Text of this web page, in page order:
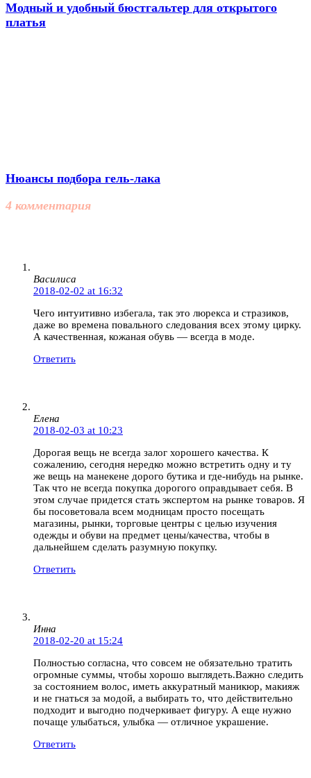
Модный и удобный бюстгальтер для открытого
платья
Нюансы подбора гель-лака
4 комментария
Василиса
2018-02-02 at 16:32
Чего интуитивно избегала, так это люрекса и стразиков,
даже во времена повального следования всех этому цирку.
А качественная, кожаная обувь — всегда в моде.
Ответить
Елена
2018-02-03 at 10:23
Дорогая вещь не всегда залог хорошего качества. К
сожалению, сегодня нередко можно встретить одну и ту
же вещь на манекене дорого бутика и где-нибудь на рынке.
Так что не всегда покупка дорогого оправдывает себя. В
этом случае придется стать экспертом на рынке товаров. Я
бы посоветовала всем модницам просто посещать
магазины, рынки, торговые центры с целью изучения
одежды и обуви на предмет цены/качества, чтобы в
дальнейшем сделать разумную покупку.
Ответить
Инна
2018-02-20 at 15:24
Полностью согласна, что совсем не обязательно тратить
огромные суммы, чтобы хорошо выглядеть.Важно следить
за состоянием волос, иметь аккуратный маникюр, макияж
и не гнаться за модой, а выбирать то, что действительно
подходит и выгодно подчеркивает фигуру. А еще нужно
почаще улыбаться, улыбка — отличное украшение.
Ответить